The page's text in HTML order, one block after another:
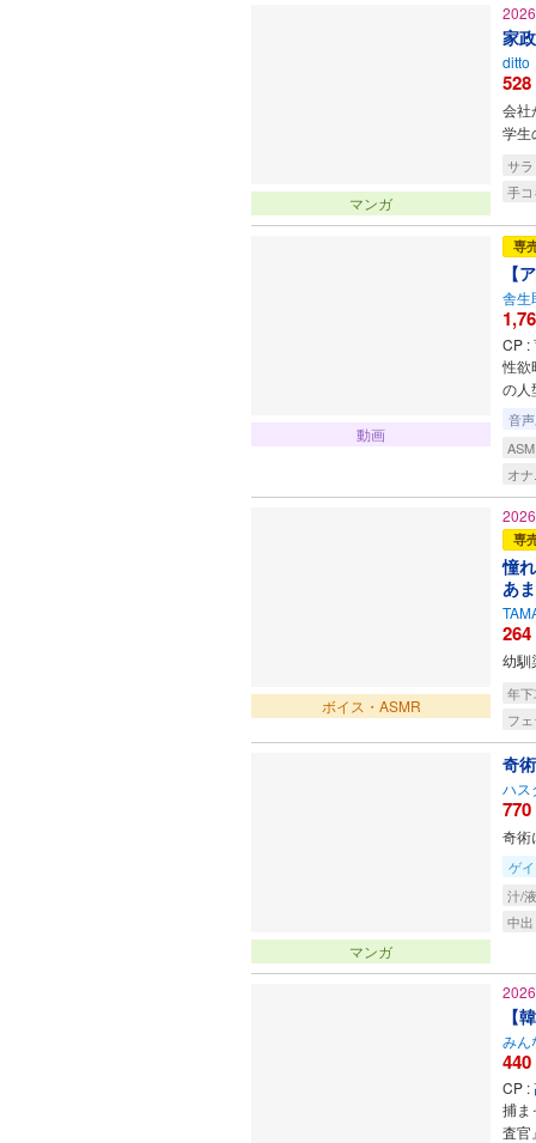
マンガ
家
ditto
528
会社
学生
サ
手
動画
専
【
舎生
CP :
性欲
の人
音
オ
ボイス・ASMR
専
憧
あ
264
幼馴
年
フ
マンガ
奇
ハス
770
奇術
ゲイ
汁/
中
【
みん
440
CP :
捕ま
査官